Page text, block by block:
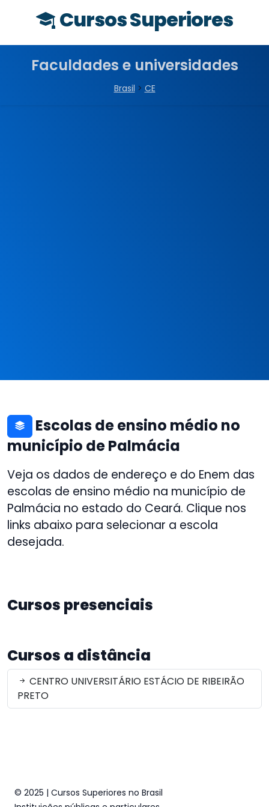
Cursos Superiores
Faculdades e universidades
Brasil > CE
Escolas de ensino médio no
município de Palmácia
Veja os dados de endereço e do Enem das
escolas de ensino médio na município de
Palmácia no estado do Ceará. Clique nos
links abaixo para selecionar a escola
desejada.
Cursos presenciais
Cursos a distância
CENTRO UNIVERSITÁRIO ESTÁCIO DE RIBEIRÃO
PRETO
© 2025 | Cursos Superiores no Brasil